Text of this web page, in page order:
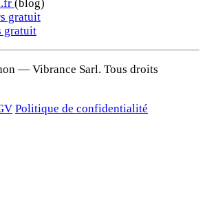
(blog)
gratuit
gratuit
— Vibrance Sarl. Tous droits
Politique de confidentialité